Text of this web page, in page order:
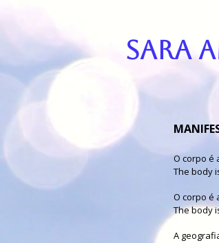
SARA
O corpo é
The body
O corpo é
The body
A